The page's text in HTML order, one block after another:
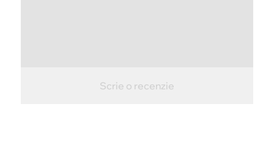
Scrie o recenzie